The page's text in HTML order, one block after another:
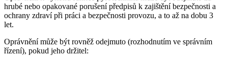
hrubé nebo opakované porušení předpisů k zajištění bezpečnosti a
ochrany zdraví při práci a bezpečnosti provozu, a to až na dobu 3
let.
Oprávnění může být rovněž odejmuto (rozhodnutím ve správním
řízení), pokud jeho držitel: